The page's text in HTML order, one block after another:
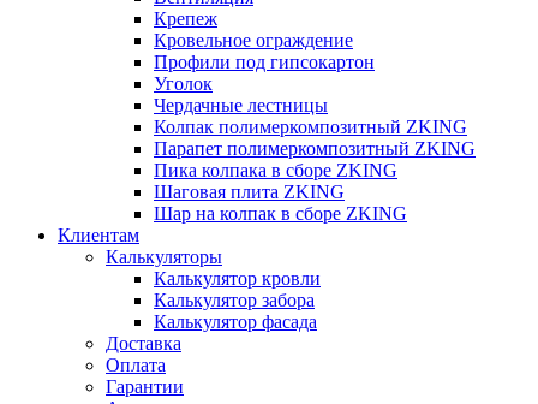
Крепеж
Кровельное ограждение
Профили под гипсокартон
Уголок
Чердачные лестницы
Колпак полимеркомпозитный ZKING
Парапет полимеркомпозитный ZKING
Пика колпака в сборе ZKING
Шаговая плита ZKING
Шар на колпак в сборе ZKING
Клиентам
Калькуляторы
Калькулятор кровли
Калькулятор забора
Калькулятор фасада
Доставка
Оплата
Гарантии